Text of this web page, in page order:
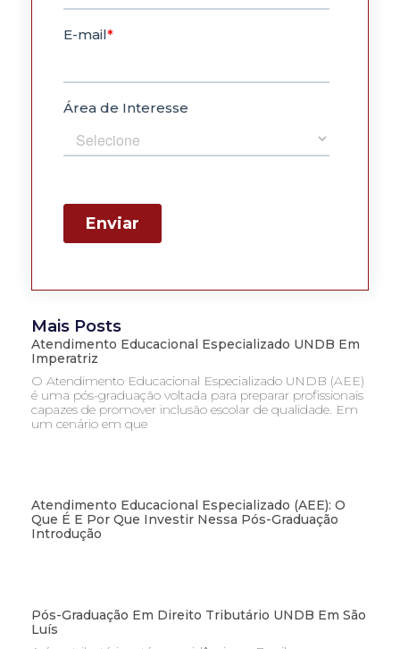
Mais Posts
Atendimento Educacional Especializado UNDB Em
Imperatriz
O Atendimento Educacional Especializado UNDB (AEE)
é uma pós-graduação voltada para preparar profissionais
capazes de promover inclusão escolar de qualidade. Em
um cenário em que
Atendimento Educacional Especializado (AEE): O
Que É E Por Que Investir Nessa Pós-Graduação
Introdução
Pós-Graduação Em Direito Tributário UNDB Em São
Luís